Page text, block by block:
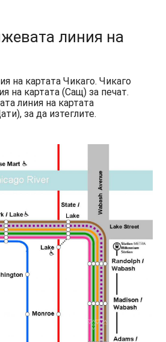
линия на
на картата Чикаго. Чикаго
на картата (Сащ) за печат.
линия на картата
за да изтеглите.